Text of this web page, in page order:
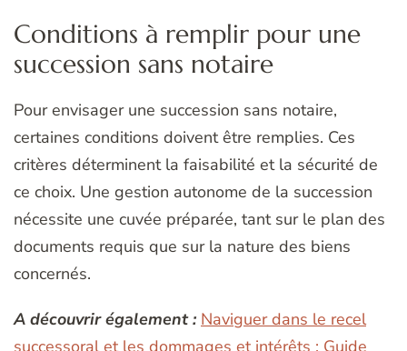
Conditions à remplir pour une
succession sans notaire
Pour envisager une succession sans notaire,
certaines conditions doivent être remplies. Ces
critères déterminent la faisabilité et la sécurité de
ce choix. Une gestion autonome de la succession
nécessite une cuvée préparée, tant sur le plan des
documents requis que sur la nature des biens
concernés.
A découvrir également : Naviguer dans le recel
successoral et les dommages et intérêts : Guide